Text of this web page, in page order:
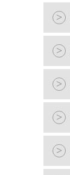
>
>
>
>
>